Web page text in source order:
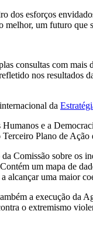
dos esforços
melhor, um futuro
consultas com
nos resultados
da
e a
Plano de
Comissão sobre os
um mapa de
alcançar uma maior
a execução da
o extremismo